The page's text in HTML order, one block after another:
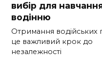
вибір для
водінню
Отримання водійських
це важливий крок до
незалежності